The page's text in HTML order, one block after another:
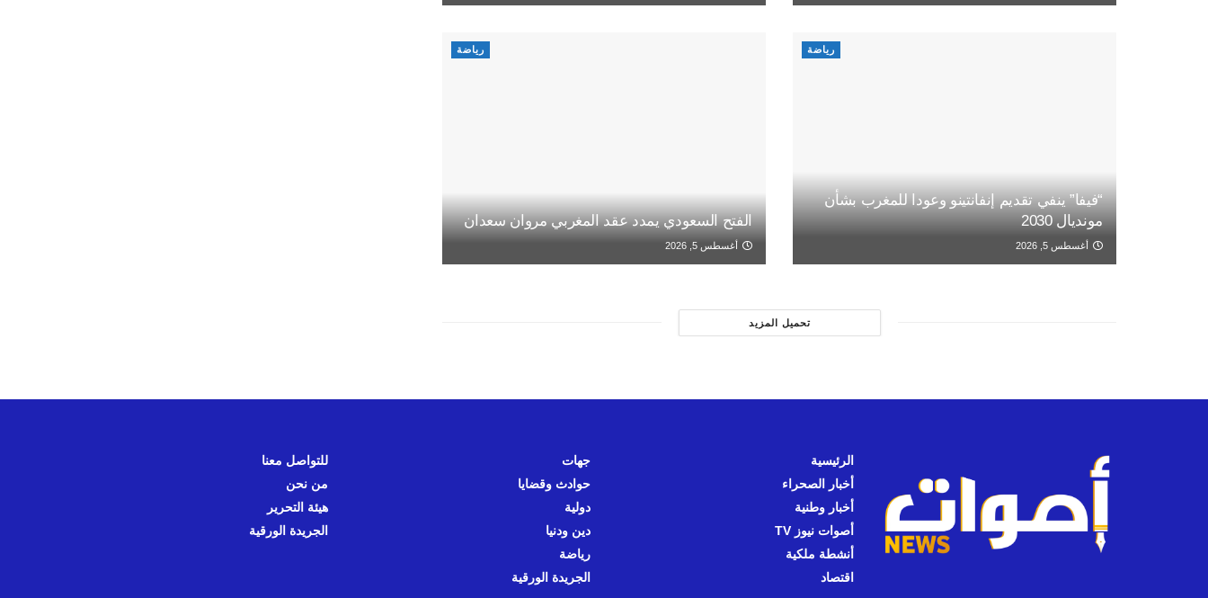
رياضة
“فيفا” ينفي تقديم إنفانتينو وعودا للمغرب بشأن
مونديال 2030
أغسطس 5, 2026
رياضة
الفتح السعودي يمدد عقد المغربي مروان سعدان
أغسطس 5, 2026
تحميل المزيد
الرئيسية
أخبار الصحراء
أخبار وطنية
أصوات نيوز TV
أنشطة ملكية
اقتصاد
جهات
حوادث وقضايا
دولية
دين ودنيا
رياضة
الجريدة الورقية
للتواصل معنا
من نحن
هيئة التحرير
الجريدة الورقية